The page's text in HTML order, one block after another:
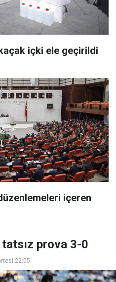
içki ele geçirildi
içeren
prova 3-0
22:05